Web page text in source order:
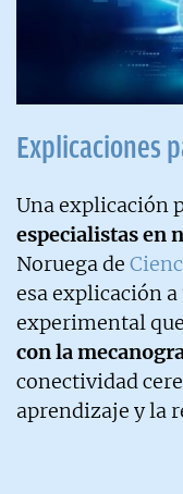
Explicaciones
Una explicación
especialistas en
Noruega de
esa explicación
experimental que
con la
conectividad
aprendizaje y la